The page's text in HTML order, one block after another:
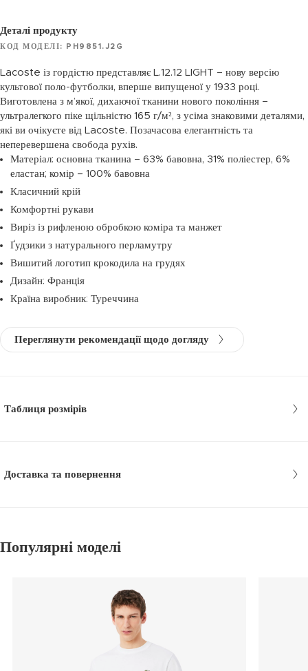
Деталі продукту
КОД МОДЕЛІ: PH9851.J2G
Lacoste із гордістю представляє L.12.12 LIGHT – нову версію
культової поло-футболки, вперше випущеної у 1933 році.
Виготовлена з м’якої, дихаючої тканини нового покоління –
ультралегкого піке щільністю 165 г/м², з усіма знаковими деталями,
які ви очікуєте від Lacoste. Позачасова елегантність та
неперевершена свобода рухів.
Матеріал: основна тканина – 63% бавовна, 31% поліестер, 6%
еластан; комір – 100% бавовна
Класичний крій
Комфортні рукави
Виріз із рифленою обробкою коміра та манжет
Ґудзики з натурального перламутру
Вишитий логотип крокодила на грудях
Дизайн: Франція
Країна виробник: Туреччина
Переглянути рекомендації щодо догляду
Таблиця розмірів
Доставка та повернення
Популярні моделі